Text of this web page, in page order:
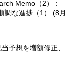
Memo（2）：
調な進捗（1） (8月
予想を増額修正、